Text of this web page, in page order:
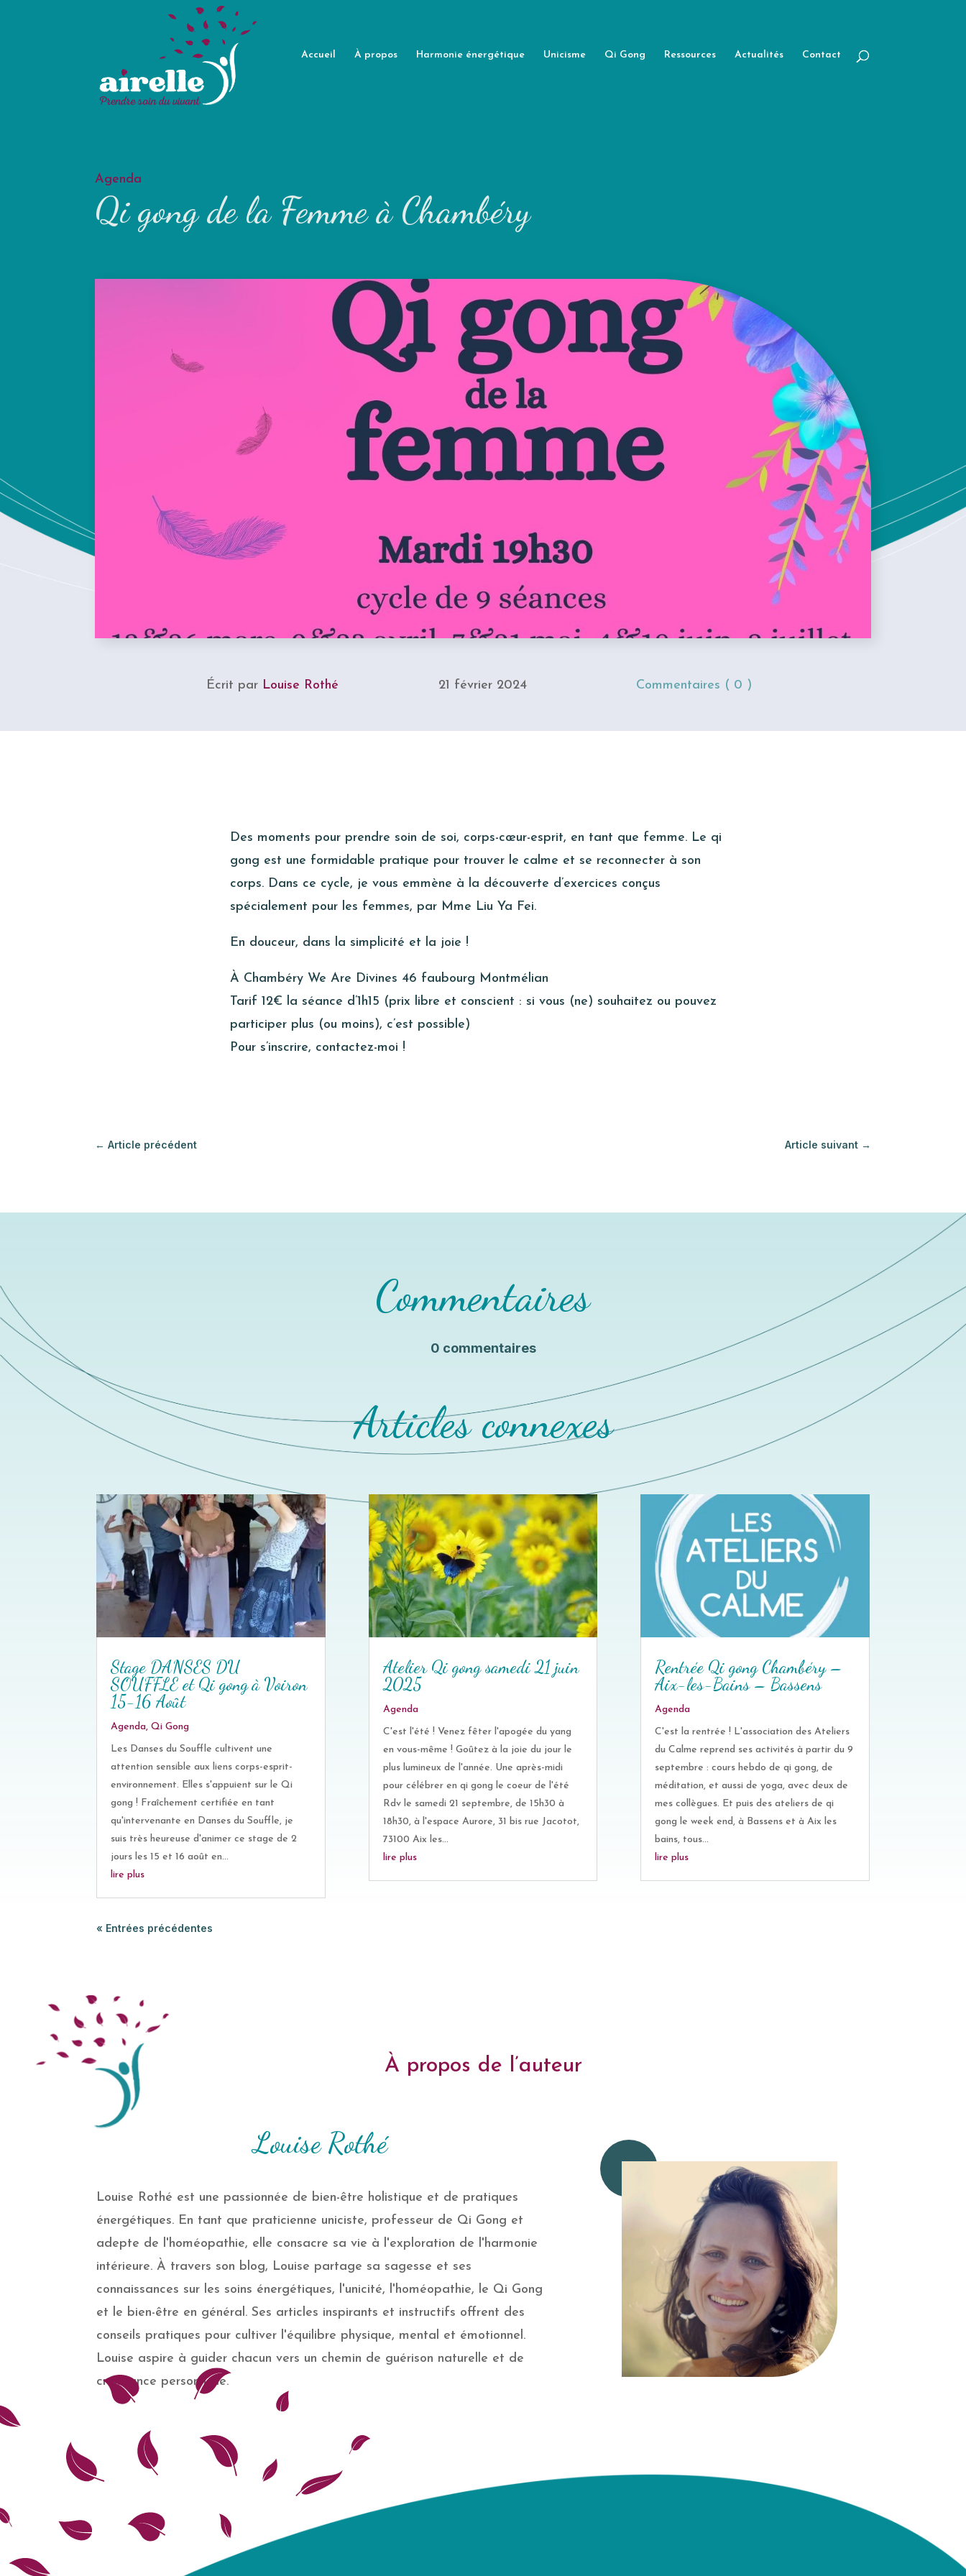
Accueil À propos Harmonie énergétique Unicisme Qi Gong Ressources Actualités Contact
Agenda
Qi gong de la Femme à Chambéry
Écrit par Louise Rothé 21 février 2024 Commentaires ( 0 )
Des moments pour prendre soin de soi, corps-cœur-esprit, en tant que femme. Le qi
gong est une formidable pratique pour trouver le calme et se reconnecter à son
corps. Dans ce cycle, je vous emmène à la découverte d’exercices conçus
spécialement pour les femmes, par Mme Liu Ya Fei.
En douceur, dans la simplicité et la joie !
À Chambéry We Are Divines 46 faubourg Montmélian
Tarif 12€ la séance d’1h15 (prix libre et conscient : si vous (ne) souhaitez ou pouvez
participer plus (ou moins), c’est possible)
Pour s’inscrire, contactez-moi !
← Article précédent Article suivant →
Commentaires
0 commentaires
Articles connexes
Stage DANSES DU
SOUFFLE et Qi gong à Voiron
15-16 Août
Agenda,Qi Gong
Les Danses du Souffle cultivent une
attention sensible aux liens corps-esprit-
environnement. Elles s'appuient sur le Qi
gong ! Fraîchement certifiée en tant
qu'intervenante en Danses du Souffle, je
suis très heureuse d'animer ce stage de 2
jours les 15 et 16 août en...
lire plus
Atelier Qi gong samedi 21 juin
2025
Agenda
C'est l'été ! Venez fêter l'apogée du yang
en vous-même ! Goûtez à la joie du jour le
plus lumineux de l'année. Une après-midi
pour célébrer en qi gong le coeur de l'été
Rdv le samedi 21 septembre, de 15h30 à
18h30, à l'espace Aurore, 31 bis rue Jacotot,
73100 Aix les...
lire plus
Rentrée Qi gong Chambéry –
Aix-les-Bains – Bassens
Agenda
C'est la rentrée ! L'association des Ateliers
du Calme reprend ses activités à partir du 9
septembre : cours hebdo de qi gong, de
méditation, et aussi de yoga, avec deux de
mes collègues. Et puis des ateliers de qi
gong le week end, à Bassens et à Aix les
bains, tous...
lire plus
« Entrées précédentes
À propos de l’auteur
Louise Rothé
Louise Rothé est une passionnée de bien-être holistique et de pratiques
énergétiques. En tant que praticienne uniciste, professeur de Qi Gong et
adepte de l'homéopathie, elle consacre sa vie à l'exploration de l'harmonie
intérieure. À travers son blog, Louise partage sa sagesse et ses
connaissances sur les soins énergétiques, l'unicité, l'homéopathie, le Qi Gong
et le bien-être en général. Ses articles inspirants et instructifs offrent des
conseils pratiques pour cultiver l'équilibre physique, mental et émotionnel.
Louise aspire à guider chacun vers un chemin de guérison naturelle et de
croissance personnelle.